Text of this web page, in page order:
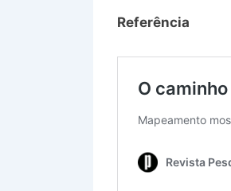
Referência